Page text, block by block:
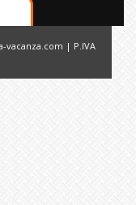
vacanza.com | P.IVA